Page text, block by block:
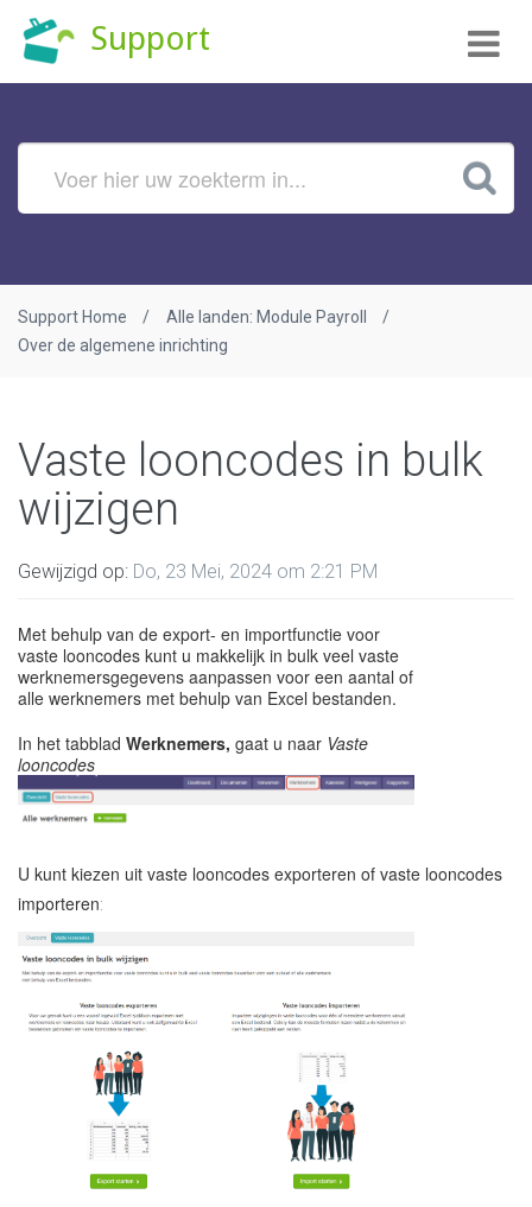
Support
Support Home
Alle landen: Module Payroll
Over de algemene inrichting
Vaste looncodes in bulk
wijzigen
Gewijzigd op: Do, 23 Mei, 2024 om 2:21 PM
Met behulp van de export- en importfunctie voor
vaste looncodes kunt u makkelijk in bulk veel vaste
werknemersgegevens aanpassen voor een aantal of
alle werknemers met behulp van Excel bestanden.
In het tabblad Werknemers, gaat u naar Vaste
looncodes
U kunt kiezen uit vaste looncodes exporteren of vaste looncodes
importeren: